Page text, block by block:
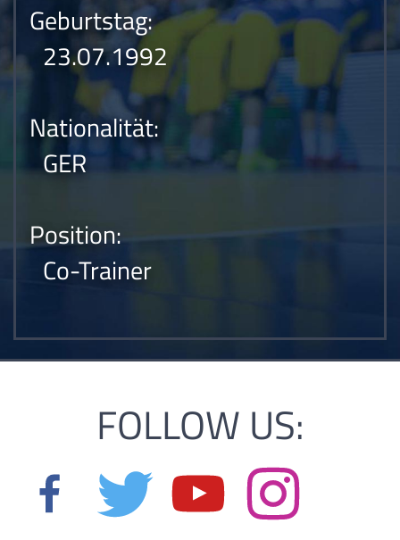
Geburtstag:
23.07.1992
Nationalität:
GER
Position:
Co-Trainer
FOLLOW US: